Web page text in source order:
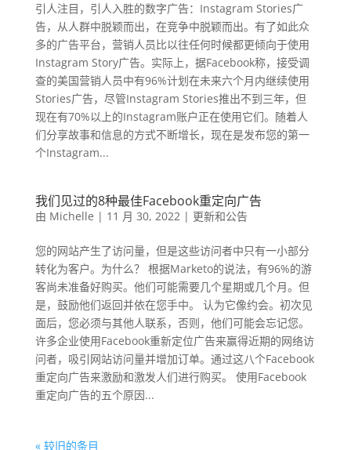
引人注目，引人入胜的数字广告：Instagram Stories广
告，从人群中脱颖而出，在竞争中脱颖而出。有了如此众
多的广告平台，营销人员比以往任何时候都更倾向于使用
Instagram Story广告。实际上，据Facebook称，接受调
查的美国营销人员中有96%计划在未来六个月内继续使用
Stories广告，尽管Instagram Stories推出不到三年，但
现在有70%以上的Instagram账户正在使用它们。随着人
们分享故事和信息的方式不断增长，现在是发布您的第一
个Instagram...
我们见过的8种最佳Facebook重定向广告
由 Michelle | 11 月 30, 2022| 更新和公告
您的网站产生了访问量，但是这些访问者中只有一小部分
转化为客户。为什么？ 根据Marketo的说法，有96%的游
客尚未准备好购买。他们可能需要几个星期或几个月。但
是，鼓励他们返回并依在您手中。 认为它像约会。初次见
面后，您必须与其他人联系，否则，他们可能会忘记您。
许多企业使用Facebook重新定位广告来赢得近期的网络访
问者，吸引网站访问量并增加订单。通过这八个Facebook
重定向广告来激励和激发人们进行购买。 使用Facebook
重定向广告的五个原因...
« 较旧的条目